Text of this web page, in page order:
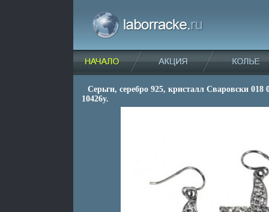
Серьги, серебро 925, кристалл Сваровски 018
10426y.